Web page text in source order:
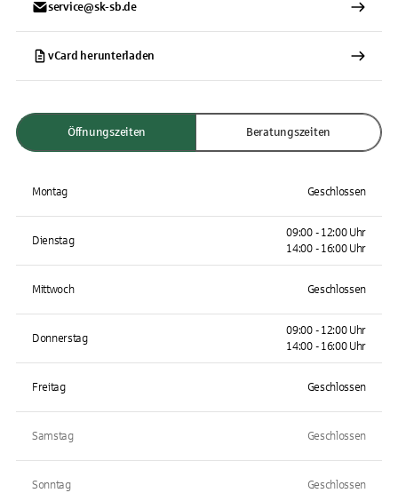
service@sk-sb.de
vCard herunterladen
Öffnungszeiten Beratungszeiten
Montag Geschlossen
Dienstag
09:00 - 12:00 Uhr
14:00 - 16:00 Uhr
Mittwoch Geschlossen
Donnerstag
09:00 - 12:00 Uhr
14:00 - 16:00 Uhr
Freitag Geschlossen
Samstag Geschlossen
Sonntag Geschlossen